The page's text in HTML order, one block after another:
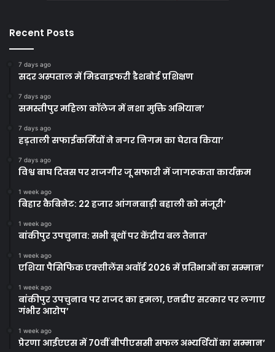
Recent Posts
7 days ago
सदर अस्पताल में मिडवाइफरी डैशबोर्ड प्रशिक्षण
7 days ago
समस्तीपुर महिला कॉलेज में नशा मुक्ति अभियान’
7 days ago
हड़ताली सफाईकर्मियों ने नगर निगम का घेराव किया’
7 days ago
विश्व बाघ दिवस पर राजगीर जू सफारी में जागरूकता कार्यक्रम
1 week ago
बिहार कैबिनेट: 22 हजार आंगनबाड़ी बहाली को मंजूरी’
1 week ago
बांकीपुर उपचुनाव: सभी बूथों पर केंद्रीय बल तैनात’
1 week ago
एशिया पैसिफिक एक्सीलेंस अवॉर्ड 2026 में प्रतिभाओं का सम्मान’
1 week ago
बांकीपुर उपचुनाव पर राजद का हमला, एनडीए सरकार पर लगाए
गंभीर आरोप’
1 week ago
प्रेरणा आईएएस में 70वीं बीपीएससी सफल अभ्यर्थियों का सम्मान’